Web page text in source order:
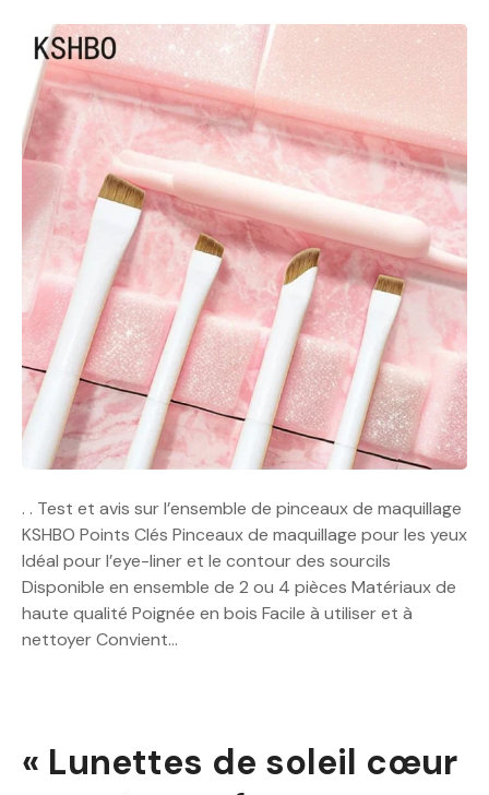
. . Test et avis sur l’ensemble de pinceaux de maquillage
KSHBO Points Clés Pinceaux de maquillage pour les yeux
Idéal pour l’eye-liner et le contour des sourcils
Disponible en ensemble de 2 ou 4 pièces Matériaux de
haute qualité Poignée en bois Facile à utiliser et à
nettoyer Convient…
« Lunettes de soleil cœur